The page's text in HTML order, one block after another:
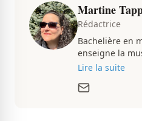
Martine
Rédactrice
Bachelière en
enseigne la
pièces
Lire la suite